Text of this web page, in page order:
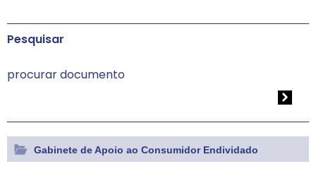
Pesquisar
Gabinete de Apoio ao Consumidor Endividado